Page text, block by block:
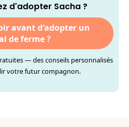
d'adopter Sacha ?
avant d'adopter un
de ferme ?
— des conseils personnalisés
votre futur compagnon.